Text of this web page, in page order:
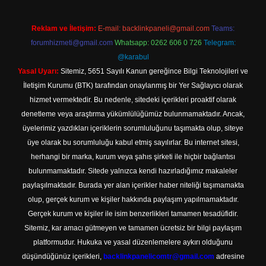
Reklam ve İletişim: E-mail: backlinkpaneli@gmail.com Teams:
forumhizmeti@gmail.com Whatsapp: 0262 606 0 726 Telegram:
@karabul
Yasal Uyarı: Sitemiz, 5651 Sayılı Kanun gereğince Bilgi Teknolojileri ve
İletişim Kurumu (BTK) tarafından onaylanmış bir Yer Sağlayıcı olarak
hizmet vermektedir. Bu nedenle, sitedeki içerikleri proaktif olarak
denetleme veya araştırma yükümlülüğümüz bulunmamaktadır. Ancak,
üyelerimiz yazdıkları içeriklerin sorumluluğunu taşımakta olup, siteye
üye olarak bu sorumluluğu kabul etmiş sayılırlar. Bu internet sitesi,
herhangi bir marka, kurum veya şahıs şirketi ile hiçbir bağlantısı
bulunmamaktadır. Sitede yalnızca kendi hazırladığımız makaleler
paylaşılmaktadır. Burada yer alan içerikler haber niteliği taşımamakta
olup, gerçek kurum ve kişiler hakkında paylaşım yapılmamaktadır.
Gerçek kurum ve kişiler ile isim benzerlikleri tamamen tesadüfidir.
Sitemiz, kar amacı gütmeyen ve tamamen ücretsiz bir bilgi paylaşım
platformudur. Hukuka ve yasal düzenlemelere aykırı olduğunu
düşündüğünüz içerikleri, backlinkpanelicomtr@gmail.com adresine